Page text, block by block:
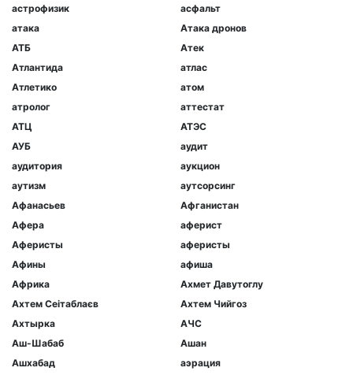
астрофизик
асфальт
атака
Атака дронов
АТБ
Атек
Атлантида
атлас
Атлетико
атом
атролог
аттестат
АТЦ
АТЭС
АУБ
аудит
аудитория
аукцион
аутизм
аутсорсинг
Афанасьев
Афганистан
Афера
аферист
Аферисты
аферисты
Афины
афиша
Африка
Ахмет Давутоглу
Ахтем Сеітаблаєв
Ахтем Чийгоз
Ахтырка
АЧС
Аш-Шабаб
Ашан
Ашхабад
аэрация